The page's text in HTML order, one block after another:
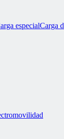
especialCarga